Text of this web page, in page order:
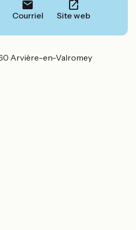
Courriel Site web
Arvière-en-Valromey